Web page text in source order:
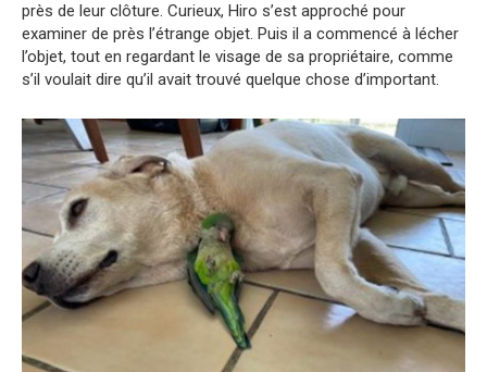
près de leur clôture. Curieux, Hiro s’est approché pour
examiner de près l’étrange objet. Puis il a commencé à lécher
l’objet, tout en regardant le visage de sa propriétaire, comme
s’il voulait dire qu’il avait trouvé quelque chose d’important.